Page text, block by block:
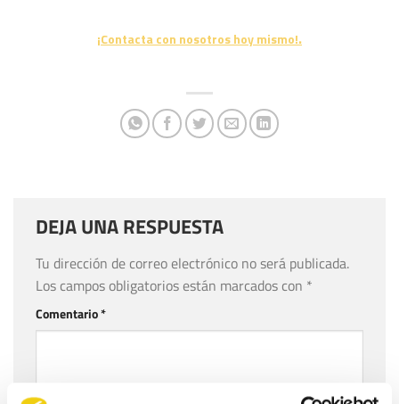
¡Contacta con nosotros hoy mismo!.
DEJA UNA RESPUESTA
Tu dirección de correo electrónico no será publicada.
Los campos obligatorios están marcados con *
Comentario*